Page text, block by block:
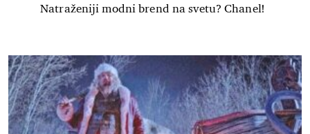
Natraženiji modni brend na svetu? Chanel!